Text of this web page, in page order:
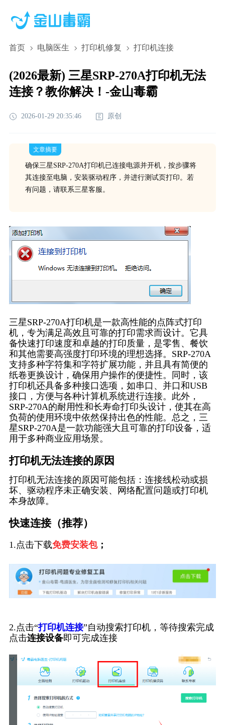
首页 电脑医生 打印机修复 打印机连接
(2026最新) 三星SRP-270A打印机无法
连接？教你解决！-金山毒霸
2026-01-29 20:35:46 原创
文章摘要
确保三星SRP-270A打印机已连接电源并开机，按步骤将
其连接至电脑，安装驱动程序，并进行测试页打印。若
有问题，请联系三星客服。
三星SRP-270A打印机是一款高性能的点阵式打印
机，专为满足高效且可靠的打印需求而设计。它具
备快速打印速度和卓越的打印质量，是零售、餐饮
和其他需要高强度打印环境的理想选择。SRP-270A
支持多种字符集和字符扩展功能，并且具有简便的
纸卷更换设计，确保用户操作的便捷性。同时，该
打印机还具备多种接口选项，如串口、并口和USB
接口，方便与各种计算机系统进行连接。此外，
SRP-270A的耐用性和长寿命打印头设计，使其在高
负荷的使用环境中依然保持出色的性能。总之，三
星SRP-270A是一款功能强大且可靠的打印设备，适
用于多种商业应用场景。
打印机无法连接的原因
打印机无法连接的原因可能包括：连接线松动或损
坏、驱动程序未正确安装、网络配置问题或打印机
本身故障。
快速连接（推荐）
1.点击下载免费安装包；
2.点击“打印机连接”自动搜索打印机，等待搜索完成
点击连接设备即可完成连接